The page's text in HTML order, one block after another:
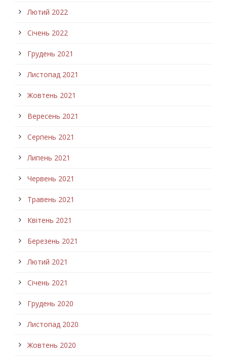
Лютий 2022
Січень 2022
Грудень 2021
Листопад 2021
Жовтень 2021
Вересень 2021
Серпень 2021
Липень 2021
Червень 2021
Травень 2021
Квітень 2021
Березень 2021
Лютий 2021
Січень 2021
Грудень 2020
Листопад 2020
Жовтень 2020